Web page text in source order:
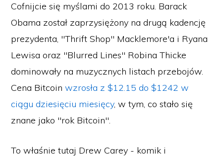
Cofnijcie się myślami do 2013 roku. Barack
Obama został zaprzysiężony na drugą kadencję
prezydenta, "Thrift Shop" Macklemore'a i Ryana
Lewisa oraz "Blurred Lines" Robina Thicke
dominowały na muzycznych listach przebojów.
Cena Bitcoinwzrosła z $12.15 do $1242 w
ciągu dziesięciu miesięcy, w tym, co stało się
znane jako "rok Bitcoin".
To właśnie tutaj Drew Carey - komik i